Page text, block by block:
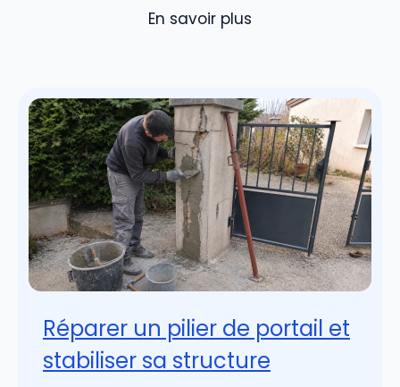
En savoir plus
Réparer un pilier de portail et
stabiliser sa structure